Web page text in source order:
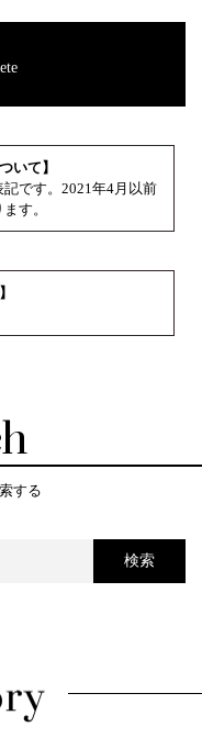
いて】
です。2021年4月以前
す。
する
検索